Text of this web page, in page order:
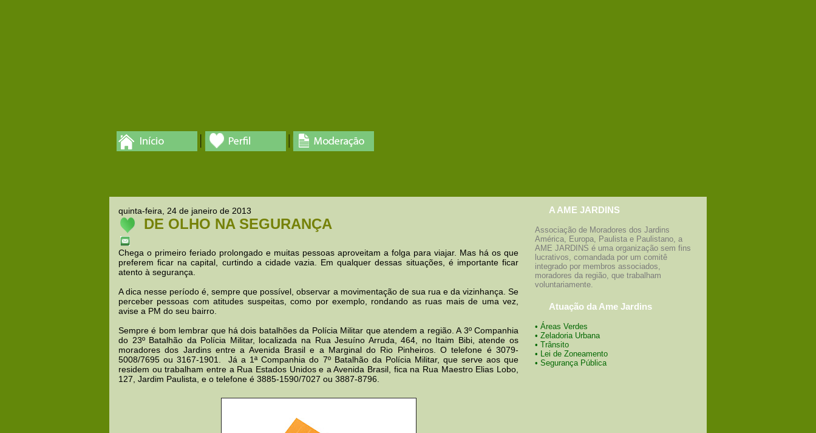
quinta-feira, 24 de janeiro de 2013
DE OLHO NA SEGURANÇA
Chega o primeiro feriado prolongado e muitas pessoas aproveitam a folga para viajar. Mas há os que
preferem ficar na capital, curtindo a cidade vazia. Em qualquer dessas situações, é importante ficar
atento à segurança.
A dica nesse período é, sempre que possível, observar a movimentação de sua rua e da vizinhança. Se
perceber pessoas com atitudes suspeitas, como por exemplo, rondando as ruas mais de uma vez,
avise a PM do seu bairro.
Sempre é bom lembrar que há dois batalhões da Polícia Militar que atendem a região. A 3º Companhia
do 23º Batalhão da Polícia Militar, localizada na Rua Jesuíno Arruda, 464, no Itaim Bibi, atende os
moradores dos Jardins entre a Avenida Brasil e a Marginal do Rio Pinheiros. O telefone é 3079-
5008/7695 ou 3167-1901. Já a 1ª Companhia do 7º Batalhão da Polícia Militar, que serve aos que
residem ou trabalham entre a Rua Estados Unidos e a Avenida Brasil, fica na Rua Maestro Elias Lobo,
127, Jardim Paulista, e o telefone é 3885-1590/7027 ou 3887-8796.
A AME JARDINS
Associação de Moradores dos Jardins
América, Europa, Paulista e Paulistano, a
AME JARDINS é uma organização sem fins
lucrativos, comandada por um comitê
integrado por membros associados,
moradores da região, que trabalham
voluntariamente.
Atuação da Ame Jardins
• Áreas Verdes
• Zeladoria Urbana
• Trânsito
• Lei de Zoneamento
• Segurança Pública